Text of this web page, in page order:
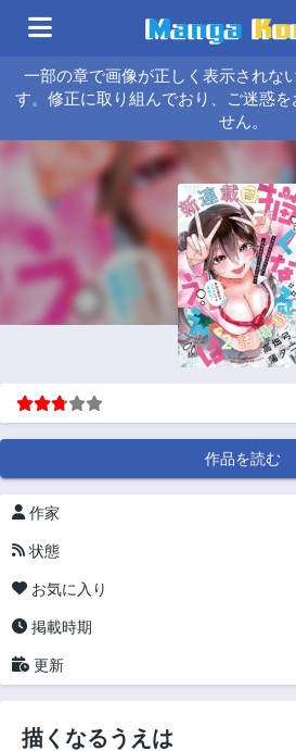
一部の章で画像が正しく表示されな
す。修正に取り組んでおり、ご迷惑
せん。
作品を読む
作家
状態
お気に入り
掲載時期
更新
描くなるうえは